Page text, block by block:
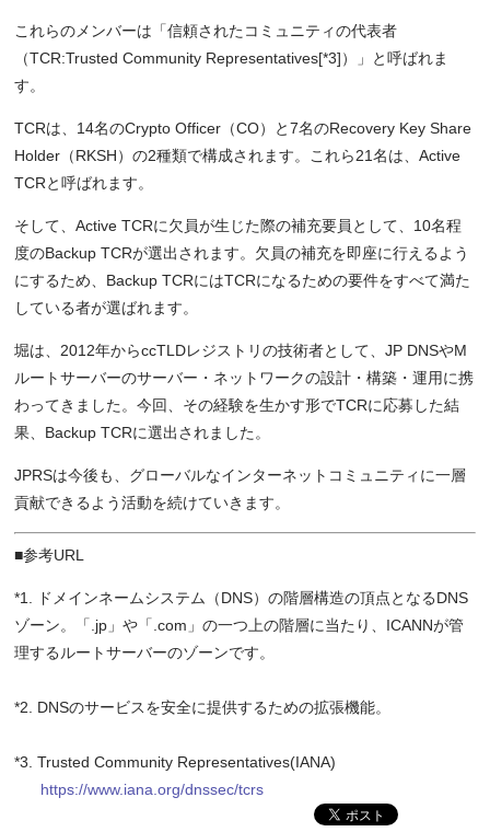
これらのメンバーは「信頼されたコミュニティの代表者
（TCR:Trusted Community Representatives[*3]）」と呼ばれま
す。
TCRは、14名のCrypto Officer（CO）と7名のRecovery Key Share
Holder（RKSH）の2種類で構成されます。これら21名は、Active
TCRと呼ばれます。
そして、Active TCRに欠員が生じた際の補充要員として、10名程
度のBackup TCRが選出されます。欠員の補充を即座に行えるよう
にするため、Backup TCRにはTCRになるための要件をすべて満た
している者が選ばれます。
堀は、2012年からccTLDレジストリの技術者として、JP DNSやM
ルートサーバーのサーバー・ネットワークの設計・構築・運用に携
わってきました。今回、その経験を生かす形でTCRに応募した結
果、Backup TCRに選出されました。
JPRSは今後も、グローバルなインターネットコミュニティに一層
貢献できるよう活動を続けていきます。
■参考URL
*1. ドメインネームシステム（DNS）の階層構造の頂点となるDNS
ゾーン。「.jp」や「.com」の一つ上の階層に当たり、ICANNが管
理するルートサーバーのゾーンです。
*2. DNSのサービスを安全に提供するための拡張機能。
*3. Trusted Community Representatives(IANA)
https://www.iana.org/dnssec/tcrs